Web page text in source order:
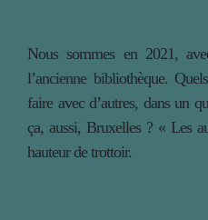
Nous sommes en 2021,
l’ancienne bibliothèque.
faire avec d’autres, dans un
ça, aussi, Bruxelles ? « Les
hauteur de trottoir.